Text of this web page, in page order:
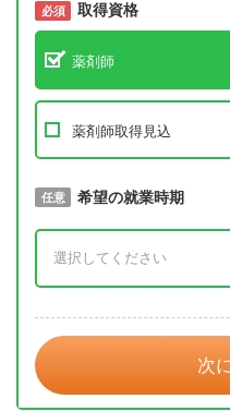
必須 取得資格
薬剤師
薬剤師取得見込
必須 取得予定年
任意 希望の就業時期
次